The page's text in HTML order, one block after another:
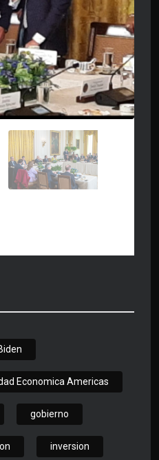
Economica Americas
gobierno
inversion